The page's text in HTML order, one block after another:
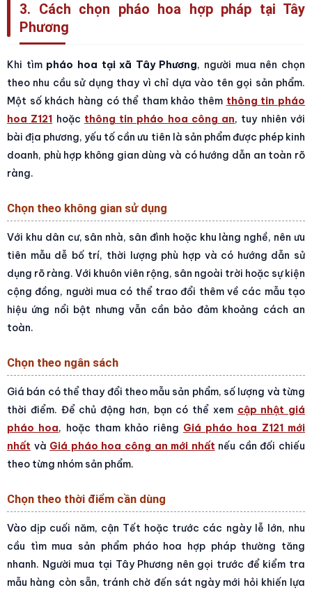
3. Cách chọn pháo hoa hợp pháp tại Tây
Phương
Khi tìm pháo hoa tại xã Tây Phương, người mua nên chọn
theo nhu cầu sử dụng thay vì chỉ dựa vào tên gọi sản phẩm.
Một số khách hàng có thể tham khảo thêm thông tin pháo
hoa Z121 hoặc thông tin pháo hoa công an, tuy nhiên với
bài địa phương, yếu tố cần ưu tiên là sản phẩm được phép kinh
doanh, phù hợp không gian dùng và có hướng dẫn an toàn rõ
ràng.
Chọn theo không gian sử dụng
Với khu dân cư, sân nhà, sân đình hoặc khu làng nghề, nên ưu
tiên mẫu dễ bố trí, thời lượng phù hợp và có hướng dẫn sử
dụng rõ ràng. Với khuôn viên rộng, sân ngoài trời hoặc sự kiện
cộng đồng, người mua có thể trao đổi thêm về các mẫu tạo
hiệu ứng nổi bật nhưng vẫn cần bảo đảm khoảng cách an
toàn.
Chọn theo ngân sách
Giá bán có thể thay đổi theo mẫu sản phẩm, số lượng và từng
thời điểm. Để chủ động hơn, bạn có thể xem cập nhật giá
pháo hoa, hoặc tham khảo riêng Giá pháo hoa Z121 mới
nhất và Giá pháo hoa công an mới nhất nếu cần đối chiếu
theo từng nhóm sản phẩm.
Chọn theo thời điểm cần dùng
Vào dịp cuối năm, cận Tết hoặc trước các ngày lễ lớn, nhu
cầu tìm mua sản phẩm pháo hoa hợp pháp thường tăng
nhanh. Người mua tại Tây Phương nên gọi trước để kiểm tra
mẫu hàng còn sẵn, tránh chờ đến sát ngày mới hỏi khiến lựa